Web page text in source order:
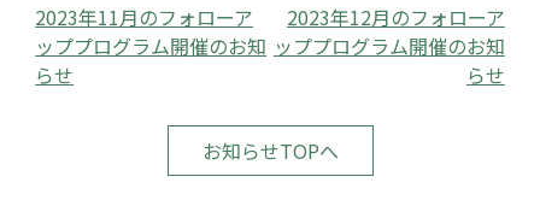
2023年11月のフォローア
ッププログラム開催のお知
らせ
2023年12月のフォローア
ッププログラム開催のお知
らせ
お知らせTOPへ